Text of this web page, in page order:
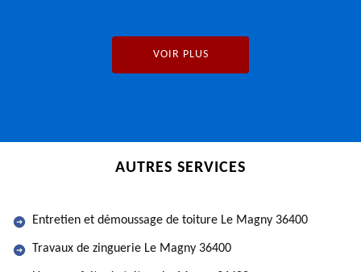
VOIR PLUS
AUTRES SERVICES
Entretien et démoussage de toiture Le Magny 36400
Travaux de zinguerie Le Magny 36400